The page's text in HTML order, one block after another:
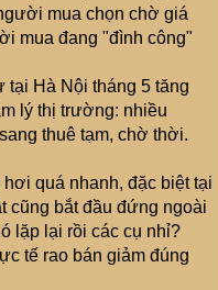
mua chọn chờ giá
mua đang "đình công"
tại Hà Nội tháng 5 tăng
lý thị trường: nhiều
thuê tạm, chờ thời.
quá nhanh, đặc biệt tại
bắt đầu đứng ngoài
lặp lại rồi các cụ nhỉ?
tế rao bán giảm đúng